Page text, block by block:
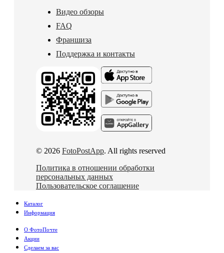
Видео обзоры
FAQ
Франшиза
Поддержка и контакты
© 2026 FotoPostApp. All rights reserved
Политика в отношении обработки
персональных данных
Пользовательское соглашение
Каталог
Информация
О ФотоПочте
Акции
Сделаем за вас